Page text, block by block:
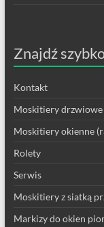
Znajdź
Kontakt
Moskitiery drzwiowe
Moskitiery okienne
Rolety
Serwis
Moskitiery z siatką
Markizy do okien